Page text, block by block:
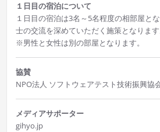
１日目の宿泊について
１日目の宿泊は3名～5名程度の相部屋と
士の交流を深めていただく施策となります
※男性と女性は別の部屋となります。
協賛
NPO法人 ソフトウェアテスト技術振興協会
メディアサポーター
gihyo.jp